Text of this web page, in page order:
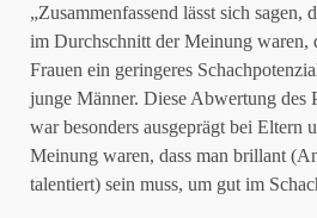
„Zusammenfassend lässt sich sagen,
im Durchschnitt der Meinung waren,
Frauen ein geringeres
junge Männer. Diese Abwertung des
war besonders ausgeprägt bei Eltern
Meinung waren, dass man brillant
talentiert) sein muss, um gut im